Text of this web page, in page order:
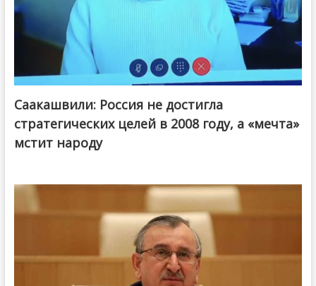
Саакашвили: Россия не достигла
стратегических целей в 2008 году, а «мечта»
мстит народу